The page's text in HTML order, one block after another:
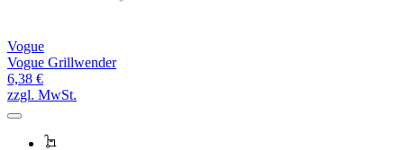
Vogue
Vogue Grillwender
6,38 €
zzgl. MwSt.